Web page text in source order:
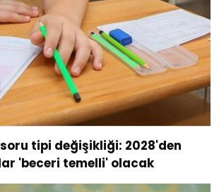
soru tipi değişikliği: 2028'den
'beceri temelli' olacak